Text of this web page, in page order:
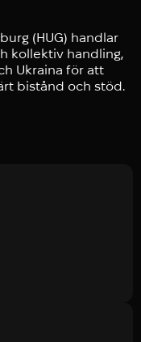
(HUG) handlar
kollektiv handling,
Ukraina för att
bistånd och stöd.